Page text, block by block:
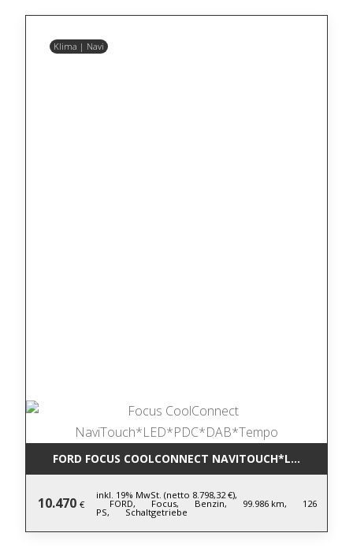
Klima | Navi
FORD FOCUS COOLCONNECT
10.470 €
inkl. 19% MwSt. (netto 8.798,32 €),
FORD, Focus, Benzin, 99.986 km, 126
PS, Schaltgetriebe